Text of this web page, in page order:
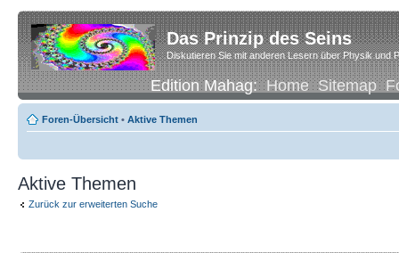
Das Prinzip des Seins
Diskutieren Sie mit anderen Lesern über Physik und
Edition Mahag:Home Sitemap
Foren-Übersicht • Aktive Themen
Aktive Themen
Zurück zur erweiterten Suche